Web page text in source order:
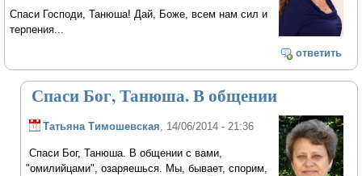
Спаси Господи, Танюша! Дай, Боже, всем нам сил и
терпения...
ответить
Спаси Бог, Танюша. В общении
Татьяна Тимошевская, 14/06/2014 - 21:36
Спаси Бог, Танюша. В общении с вами,
"омилийцами", озаряешься. Мы, бывает, спорим,